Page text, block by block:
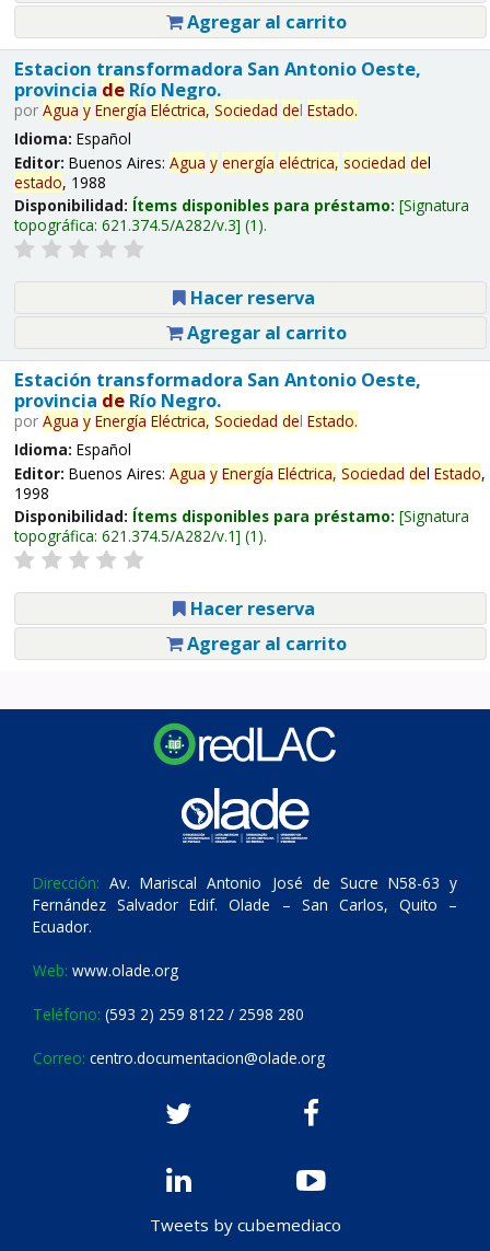
Agregar al carrito
Estacion transformadora San Antonio Oeste,
provincia deRío Negro.
por Agua y Energía Eléctrica, Sociedad del Estado.
Idioma: Español
Editor: Buenos Aires: Agua y energía eléctrica, sociedad del
estado, 1988
Disponibilidad: Ítems disponibles para préstamo: Signatura
topográfica: 621.374.5/A282/v.3 (1).
Hacer reserva
Agregar al carrito
Estación transformadora San Antonio Oeste,
provincia deRío Negro.
por Agua y Energía Eléctrica, Sociedad del Estado.
Idioma: Español
Editor: Buenos Aires: Agua y Energía Eléctrica, Sociedad del Estado,
1998
Disponibilidad: Ítems disponibles para préstamo: Signatura
topográfica: 621.374.5/A282/v.1 (1).
Hacer reserva
Agregar al carrito
Dirección: Av. Mariscal Antonio José de Sucre N58-63 y
Fernández Salvador Edif. Olade – San Carlos, Quito –
Ecuador.
Web: www.olade.org
Teléfono: (593 2) 259 8122 / 2598 280
Correo: centro.documentacion@olade.org
Tweets by cubemediaco